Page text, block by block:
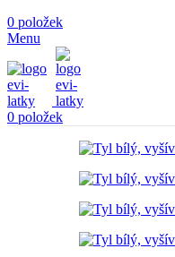
0 položek
Menu
0 položek